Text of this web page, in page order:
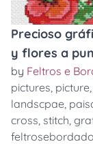
Precioso
y flores a
by Feltros e
pictures, picture,
landscpae,
cross, stitch,